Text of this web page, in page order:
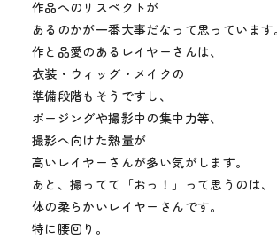
作品へのリスペクトが
あるのかが一番大事だなって思っています。
作と品愛のあるレイヤーさんは、
衣装・ウィッグ・メイクの
準備段階もそうですし、
ポージングや撮影中の集中力等、
撮影へ向けた熱量が
高いレイヤーさんが多い気がします。
あと、撮ってて「おっ！」って思うのは、
体の柔らかいレイヤーさんです。
特に腰回り。